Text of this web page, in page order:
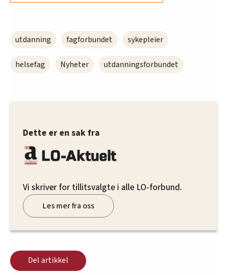
utdanning fagforbundet sykepleier
helsefag Nyheter utdanningsforbundet
Dette er en sak fra
Vi skriver for tillitsvalgte i alle LO-forbund.
Les mer fra oss
Del artikkel